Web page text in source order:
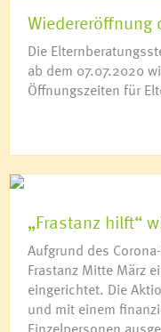
Wiedereröffnung
Die
ab dem 07.07.2020
Öffnungszeiten für
„Frastanz hilft“
Aufgrund des
Frastanz Mitte März
eingerichtet. Die
und mit einem